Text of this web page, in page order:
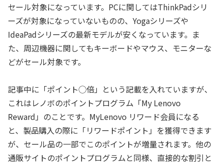
セール対象になっています。PCに関してはThinkPadシリ
ーズが対象になっていないものの、Yogaシリーズや
IdeaPadシリーズの最新モデルが安くなっています。ま
た、周辺機器に関してもキーボードやマウス、モニターな
どがセール対象です。
記事中に「ポイント◯倍」という記載を入れていますが、
これはレノボのポイントプログラム「My Lenovo
Reward」のことです。MyLenovo リワード会員になる
と、製品購入の際に「リワードポイント」を獲得できます
が、セール品の一部でこのポイントが増量されます。他の
通販サイトのポイントプログラムと同様、直接的な割引と